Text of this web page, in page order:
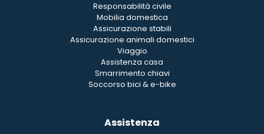
Responsabilità civile
Mobilia domestica
Assicurazione stabili
Assicurazione animali domestici
Viaggio
Assistenza casa
Smarrimento chiavi
Soccorso bici & e-bike
Assistenza